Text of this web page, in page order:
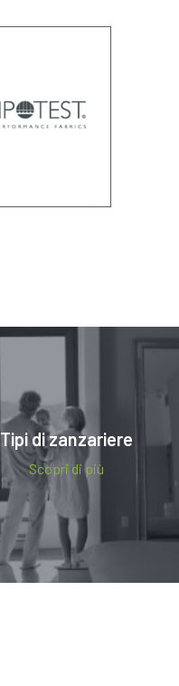
Tipi di zanzariere
Scopri di più